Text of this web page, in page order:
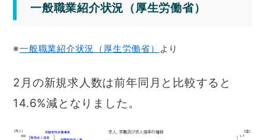
一般職業紹介状況（厚生労働省）
※一般職業紹介状況（厚生労働省） より
2月の新規求人数は前年同月と比較すると
14.6%減となりました。